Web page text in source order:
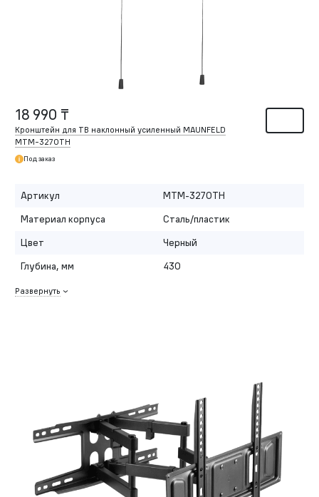
18 990 ₸
Кронштейн для ТВ наклонный усиленный MAUNFELD
MTM-3270TH
Под заказ
Артикул
MTM-3270TH
Материал корпуса
Сталь/пластик
Цвет
Черный
Глубина, мм
430
Развернуть